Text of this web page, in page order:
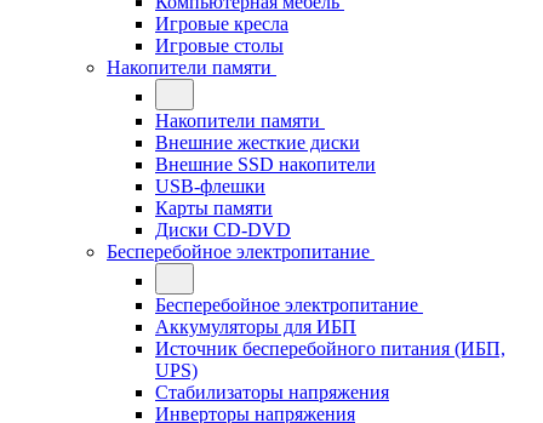
Игровые кресла
Игровые столы
Накопители памяти
Накопители памяти
Внешние жесткие диски
Внешние SSD накопители
USB-флешки
Карты памяти
Диски CD-DVD
Бесперебойное электропитание
Бесперебойное электропитание
Аккумуляторы для ИБП
Источник бесперебойного питания (ИБП,
UPS)
Стабилизаторы напряжения
Инверторы напряжения